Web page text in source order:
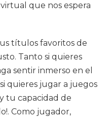
que nos espera
títulos favoritos de
Tanto si quieres
sentir inmerso en el
quieres jugar a juegos
tu capacidad de
Como jugador,